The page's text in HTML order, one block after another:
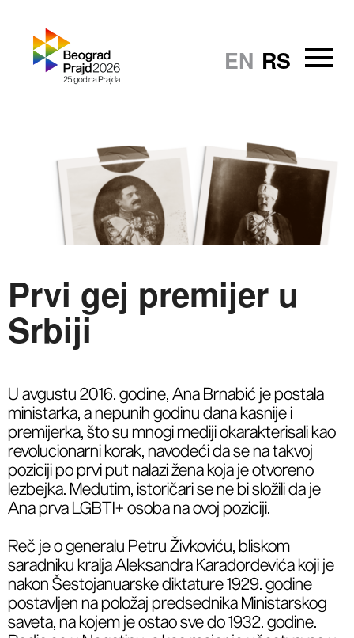
EN RS
Prvi gej premijer u
Srbiji
U avgustu 2016. godine, Ana Brnabić je postala
ministarka, a nepunih godinu dana kasnije i
premijerka, što su mnogi mediji okarakterisali kao
revolucionarni korak, navodeći da se na takvoj
poziciji po prvi put nalazi žena koja je otvoreno
lezbejka. Međutim, istoričari se ne bi složili da je
Ana prva LGBTI+ osoba na ovoj poziciji.
Reč je o generalu Petru Živkoviću, bliskom
saradniku kralja Aleksandra Karađorđevića koji je
nakon Šestojanuarske diktature 1929. godine
postavljen na položaj predsednika Ministarskog
saveta, na kojem je ostao sve do 1932. godine.